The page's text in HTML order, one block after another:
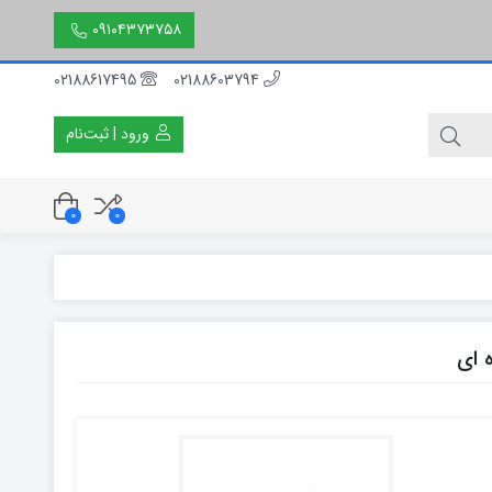
۰۹۱۰۴۳۷۳۷۵۸
02188617495
ورود | ثبت‌نام
0
0